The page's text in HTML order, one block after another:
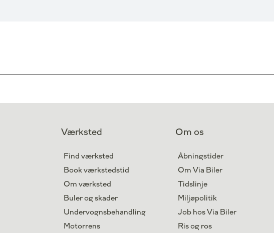
Værksted
Find værksted
Book værkstedstid
Om værksted
Buler og skader
Undervognsbehandling
Motorrens
Om os
Åbningstider
Om Via Biler
Tidslinje
Miljøpolitik
Job hos Via Biler
Ris og ros